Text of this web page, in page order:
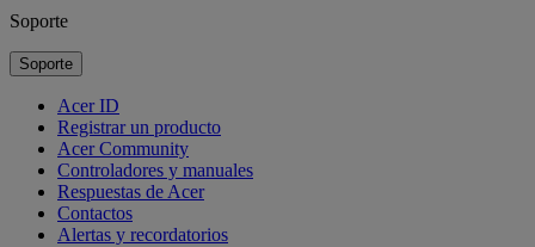
Soporte
Soporte
Acer ID
Registrar un producto
Acer Community
Controladores y manuales
Respuestas de Acer
Contactos
Alertas y recordatorios